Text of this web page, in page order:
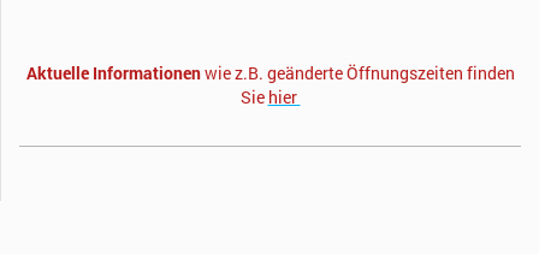
Aktuelle Informationenwie z.B. geänderte Öffnungszeiten finden
Sie hier